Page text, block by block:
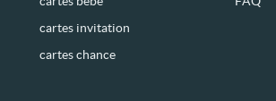
cartes invitation
cartes chance